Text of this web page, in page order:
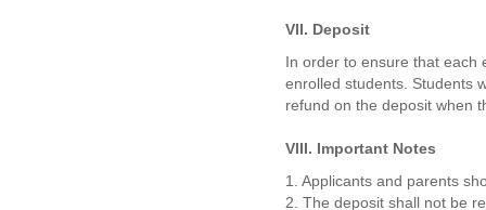
VII. Deposit
In order to ensure that each
enrolled students. Students
refund on the deposit when
VIII. Important Notes
1. Applicants and parents
2. The deposit shall not be